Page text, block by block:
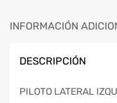
INFORMACIÓN
DESCRIPCIÓN
PILOTO LATERAL